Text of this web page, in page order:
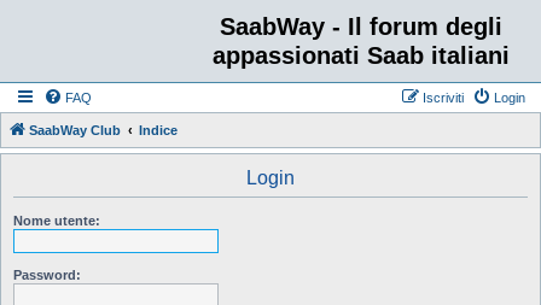
SaabWay - Il forum degli
appassionati Saab italiani
FAQ Login
Iscriviti
SaabWay Club Indice
Login
Nome utente:
Password: